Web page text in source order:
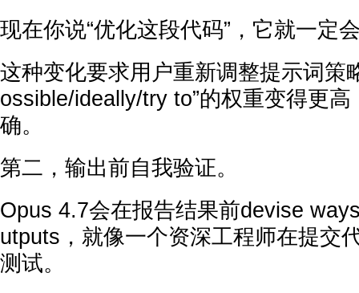
现在你说“优化这段代码”，它就一定
这种变化要求用户重新调整提示词策
ossible/ideally/try to”的权重变得更
确。
第二，输出前自我验证。
Opus 4.7会在报告结果前devise
utputs，就像一个资深工程师在提交
测试。